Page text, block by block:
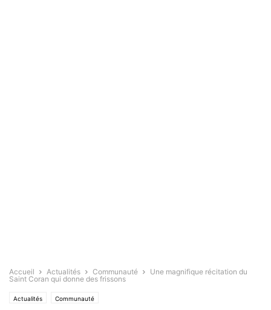
Accueil Actualités Communauté
Une magnifique récitation du
Saint Coran qui donne des frissons
Actualités Communauté